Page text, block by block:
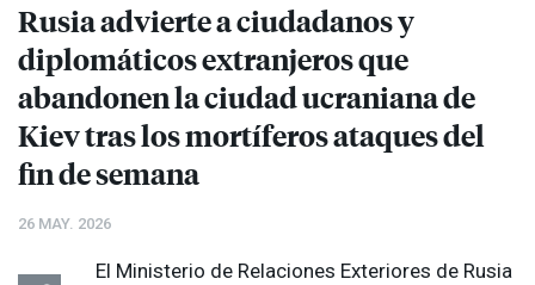
Rusia advierte a ciudadanos y
diplomáticos extranjeros que
abandonen la ciudad ucraniana de
Kiev tras los mortíferos ataques del
fin de semana
26 MAY. 2026
El Ministerio de Relaciones Exteriores de Rusia